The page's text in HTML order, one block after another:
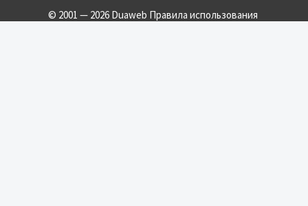
© 2001 — 2026 Duaweb Правила использования